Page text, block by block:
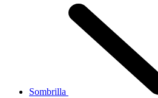
Sombrilla